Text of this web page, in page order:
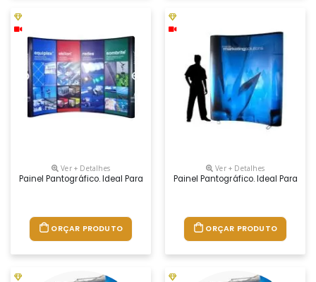
Ver + Detalhes
Painel Pantográfico. Ideal Para Eventos E Feiras Em Ambiente Interno.
ORÇAR PRODUTO
Ver + Detalhes
Painel Pantográfico. Ideal Para
ORÇAR PRODUTO